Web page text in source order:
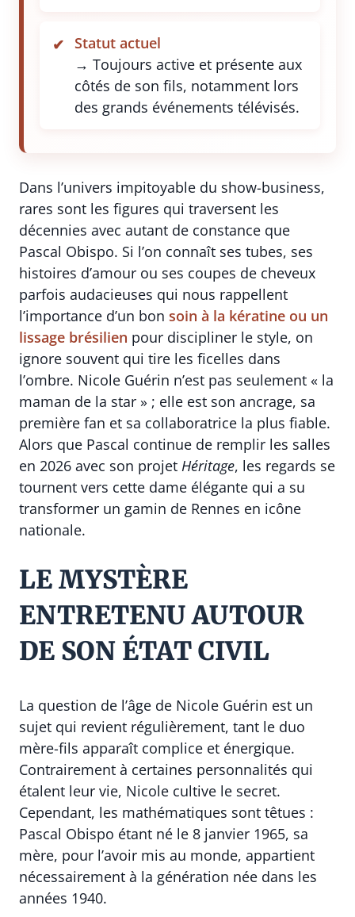
Statut actuel
→ Toujours active et présente aux
côtés de son fils, notamment lors
des grands événements télévisés.
Dans l’univers impitoyable du show-business,
rares sont les figures qui traversent les
décennies avec autant de constance que
Pascal Obispo. Si l’on connaît ses tubes, ses
histoires d’amour ou ses coupes de cheveux
parfois audacieuses qui nous rappellent
l’importance d’un bon soin à la kératine ou un
lissage brésilien pour discipliner le style, on
ignore souvent qui tire les ficelles dans
l’ombre. Nicole Guérin n’est pas seulement « la
maman de la star » ; elle est son ancrage, sa
première fan et sa collaboratrice la plus fiable.
Alors que Pascal continue de remplir les salles
en 2026 avec son projet Héritage, les regards se
tournent vers cette dame élégante qui a su
transformer un gamin de Rennes en icône
nationale.
LE MYSTÈRE
ENTRETENU AUTOUR
DE SON ÉTAT CIVIL
La question de l’âge de Nicole Guérin est un
sujet qui revient régulièrement, tant le duo
mère-fils apparaît complice et énergique.
Contrairement à certaines personnalités qui
étalent leur vie, Nicole cultive le secret.
Cependant, les mathématiques sont têtues :
Pascal Obispo étant né le 8 janvier 1965, sa
mère, pour l’avoir mis au monde, appartient
nécessairement à la génération née dans les
années 1940.